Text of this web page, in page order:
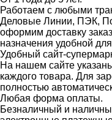
Работаем с любыми
Деловые Линии, ПЭК,
оформим доставку
назначения удобной
Удобный сайт-
На нашем сайте
каждого товара. Для
полностью
Любая форма оплаты.
Безналичный и